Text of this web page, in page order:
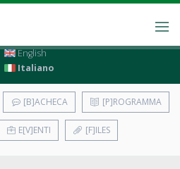
English
Italiano
[B]ACHECA [P]ROGRAMMA
E[V]ENTI [F]ILES